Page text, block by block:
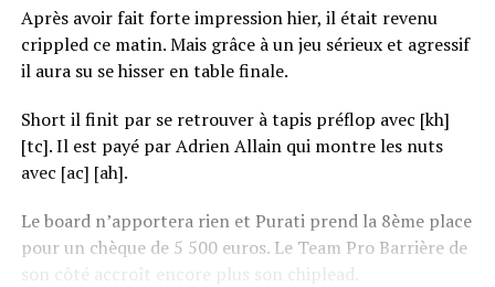
Après avoir fait forte impression hier, il était revenu
crippled ce matin. Mais grâce à un jeu sérieux et agressif
il aura su se hisser en table finale.
Short il finit par se retrouver à tapis préflop avec [kh]
[tc]. Il est payé par Adrien Allain qui montre les nuts
avec [ac] [ah].
Le board n’apportera rien et Purati prend la 8ème place
pour un chèque de 5 500 euros. Le Team Pro Barrière de
son côté accroît encore plus son chiplead.